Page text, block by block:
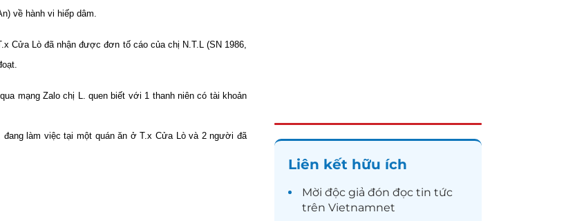
về hành vi hiếp dâm.
Cửa Lò đã nhận được đơn tố cáo của chị N.T.L (SN 1986,
mạng Zalo chị L. quen biết với 1 thanh niên có tài khoản
làm việc tại một quán ăn ở T.x Cửa Lò và 2 người đã
Liên kết hữu ích
Mời độc giả đón đọc tin tức
trên Vietnamnet